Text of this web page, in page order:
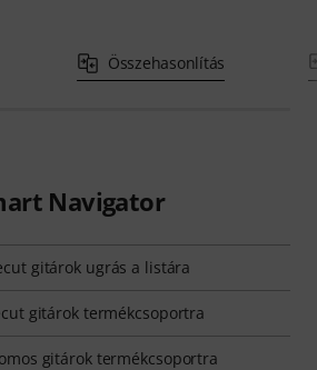
Összehasonlítás
Navigator
gitárok ugrás a listára
gitárok termékcsoportra
gitárok termékcsoportra